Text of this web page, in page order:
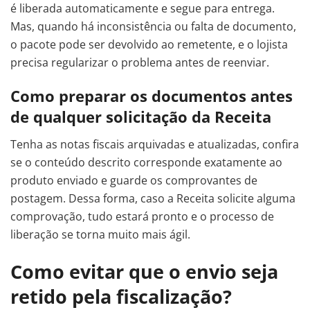
é liberada automaticamente e segue para entrega.
Mas, quando há inconsistência ou falta de documento,
o pacote pode ser devolvido ao remetente, e o lojista
precisa regularizar o problema antes de reenviar.
Como preparar os documentos antes
de qualquer solicitação da Receita
Tenha as notas fiscais arquivadas e atualizadas, confira
se o conteúdo descrito corresponde exatamente ao
produto enviado e guarde os comprovantes de
postagem. Dessa forma, caso a Receita solicite alguma
comprovação, tudo estará pronto e o processo de
liberação se torna muito mais ágil.
Como evitar que o envio seja
retido pela fiscalização?